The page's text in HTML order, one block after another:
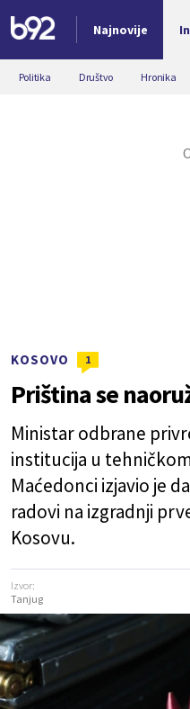
Najnovije
Nova vest
Politika Društvo Hronika
KOSOVO 1
Priština se
Ministar odbrane
institucija u
Maćedonci izjavio je
radovi na izgradnji
Kosovu.
Izvor:
Tanjug